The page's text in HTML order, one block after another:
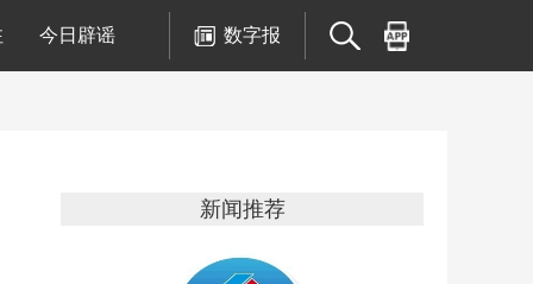
今日辟谣 数字报
新闻推荐